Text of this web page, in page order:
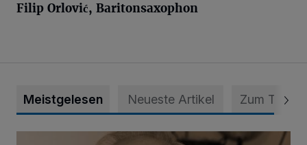
Filip Orlović, Baritonsaxophon
Meistgelesen Neueste Artikel Zum Thema
SPD trauert um Klaus Hänsch